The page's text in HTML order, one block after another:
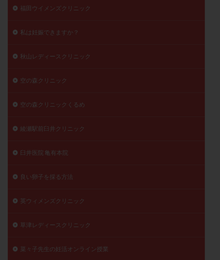
福田ウイメンズクリニック
私は妊娠できますか？
秋山レディースクリニック
空の森クリニック
空の森クリニックくるめ
綾瀬駅前臼井クリニック
臼井医院 亀有本院
良い卵子を採る方法
英ウィメンズクリニック
草津レディースクリニック
菜々子先生の妊活オンライン授業